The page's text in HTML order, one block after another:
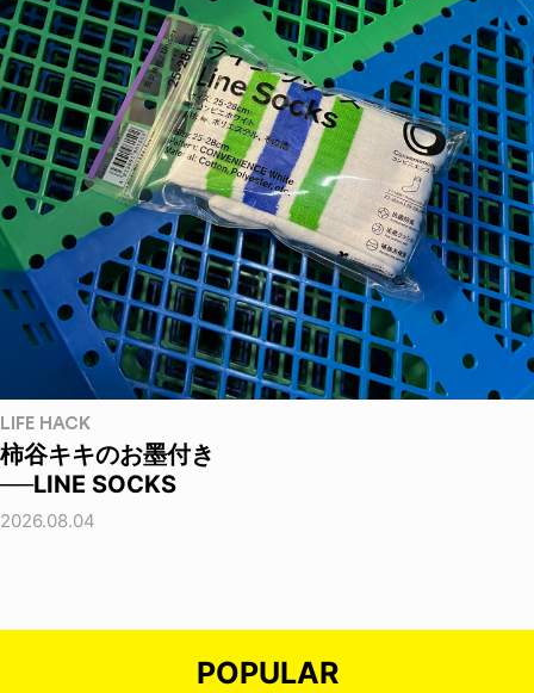
LIFE HACK
柿谷キキのお墨付き
──LINE SOCKS
2026.08.04
POPULAR